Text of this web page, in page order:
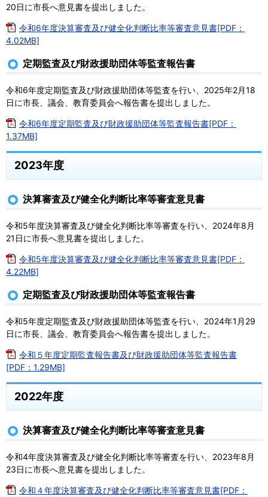
20日に市長へ意見書を提出しました。
令和6年度決算審査及び健全化判断比率等審査意見書[PDF：
4.02MB]
定期監査及び財政援助団体等監査報告書
令和6年度定期監査及び財政援助団体等監査を行い、2025年2月18
日に市長、議会、教育委員会へ報告書を提出しました。
令和6年度定期監査及び財政援助団体等監査報告書[PDF：
1.37MB]
2023年度
決算審査及び健全化判断比率等審査意見書
令和5年度決算審査及び健全化判断比率等審査を行い、2024年8月
21日に市長へ意見書を提出しました。
令和5年度決算審査及び健全化判断比率等審査意見書[PDF：
4.22MB]
定期監査及び財政援助団体等監査報告書
令和5年度定期監査及び財政援助団体等監査を行い、2024年1月29
日に市長、議会、教育委員会へ報告書を提出しました。
令和５年度定期監査報告書及び財政援助団体等監査報告書
[PDF：1.29MB]
2022年度
決算審査及び健全化判断比率等審査意見書
令和4年度決算審査及び健全化判断比率等審査を行い、2023年8月
23日に市長へ意見書を提出しました。
令和４年度決算審査及び健全化判断比率等審査意見書[PDF：